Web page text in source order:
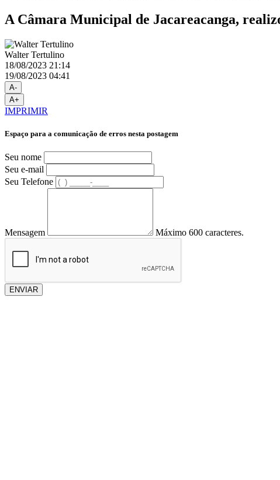
A Câmara Municipal de Jacareacanga,
Walter Tertulino
18/08/2023 21:14
19/08/2023 04:41
A-
A+
IMPRIMIR
Espaço para a comunicação de erros nesta postagem
Seu nome
Seu e-mail
Seu Telefone
Mensagem Máximo 600 caracteres.
ENVIAR